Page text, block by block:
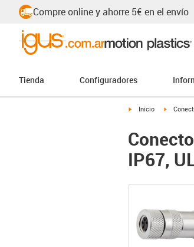
Compre online y ahorre 5€ en el envío
Tienda Configuradores
igus-icon-arrow-right
Inicio igus-
IP67,